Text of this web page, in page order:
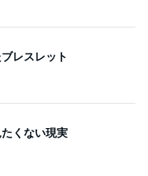
レスレット
くない現実